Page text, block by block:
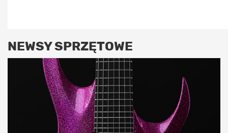
NEWSY SPRZĘTOWE